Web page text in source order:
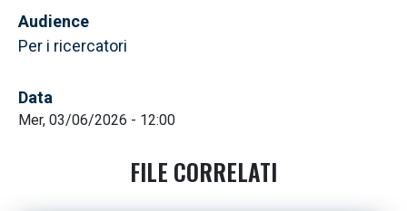
Audience
Per i ricercatori
Data
Mer, 03/06/2026 - 12:00
FILE CORRELATI